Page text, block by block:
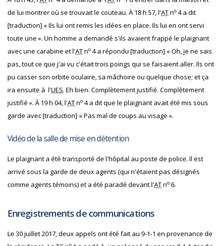
de lui montrer où se trouvait le couteau. À 18 h 57, l'ATno 4 a dit
[traduction] « Ils lui ont remis les idées en place. Ils lui en ont servi
toute une ». Un homme a demandé s'ils avaient frappé le plaignant
avec une carabine et l'ATno 4 a répondu [traduction] « Oh, je ne sais
pas, tout ce que j'ai vu c'était trois poings qui se faisaient aller. Ils ont
pu casser son orbite oculaire, sa mâchoire ou quelque chose; et ça
ira ensuite à l'UES. Eh bien. Complètement justifié. Complètement
justifié ». À 19 h 04, l'ATno 4 a dit que le plaignant avait été mis sous
garde avec [traduction] « Pas mal de coups au visage ».
Vidéo de la salle de mise en détention
Le plaignant a été transporté de l'hôpital au poste de police. Il est
arrivé sous la garde de deux agents (qui n'étaient pas désignés
comme agents témoins) et a été paradé devant l'ATno 6.
Enregistrements de communications
Le 30 juillet 2017, deux appels ont été fait au 9‐1‐1 en provenance de